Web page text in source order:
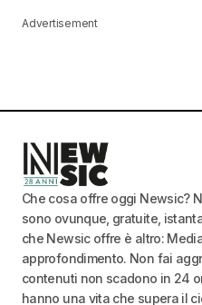
Advertisement
Che cosa offre oggi Newsic?
sono ovunque, gratuite,
che Newsic offre è altro:
approfondimento. Non fai
contenuti non scadono in 24
hanno una vita che supera il